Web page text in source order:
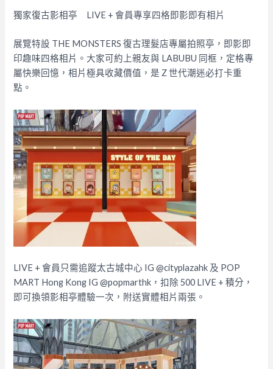
獨家復古影相亭 LIVE + 會員專享四格即影即有相片
展覽特設 THE MONSTERS 復古理髮店專屬拍照亭，即影即
印趣味四格相片。大家可約上親友與 LABUBU 同框，定格專
屬快樂回憶，相片極具收藏價值，是 Z 世代潮迷必打卡重
點。
LIVE + 會員只需追蹤太古城中心 IG @cityplazahk 及 POP
MART Hong Kong IG @popmarthk，扣除 500 LIVE + 積分，
即可換領影相亭體驗一次，附送實體相片兩張。